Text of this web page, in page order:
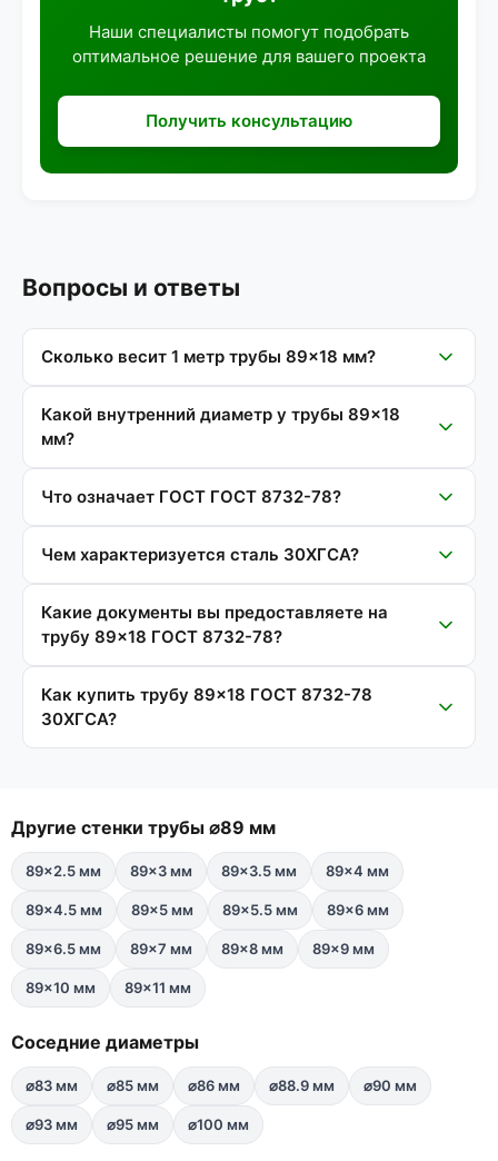
Наши специалисты помогут подобрать
оптимальное решение для вашего проекта
Получить консультацию
Вопросы и ответы
Сколько весит 1 метр трубы 89×18 мм?
Какой внутренний диаметр у трубы 89×18
мм?
Что означает ГОСТ ГОСТ 8732-78?
Чем характеризуется сталь 30ХГСА?
Какие документы вы предоставляете на
трубу 89×18 ГОСТ 8732-78?
Как купить трубу 89×18 ГОСТ 8732-78
30ХГСА?
Другие стенки трубы ⌀89 мм
89×2.5 мм 89×3 мм 89×3.5 мм 89×4 мм
89×4.5 мм 89×5 мм 89×5.5 мм 89×6 мм
89×6.5 мм 89×7 мм 89×8 мм 89×9 мм
89×10 мм 89×11 мм
Соседние диаметры
⌀83 мм ⌀85 мм ⌀86 мм ⌀88.9 мм ⌀90 мм
⌀93 мм ⌀95 мм ⌀100 мм